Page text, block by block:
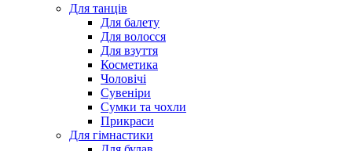
Для танців
Для балету
Для волосся
Для взуття
Косметика
Чоловічі
Сувеніри
Сумки та чохли
Прикраси
Для гімнастики